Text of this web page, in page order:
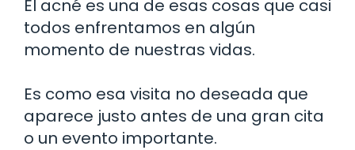
El acné es una de esas cosas que casi
todos enfrentamos en algún
momento de nuestras vidas.
Es como esa visita no deseada que
aparece justo antes de una gran cita
o un evento importante.